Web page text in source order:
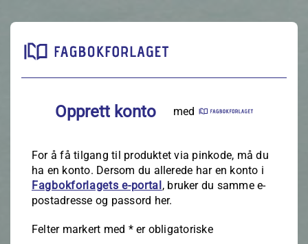
Opprett konto med
For å få tilgang til produktet via pinkode, må du
ha en konto. Dersom du allerede har en konto i
Fagbokforlagets e‑portal, bruker du samme e-
postadresse og passord her.
Felter markert med *er obligatoriske